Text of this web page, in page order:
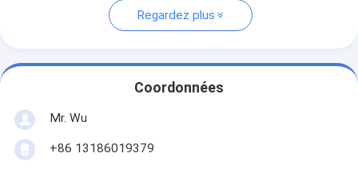
Regardez plus
Coordonnées
Mr. Wu
+86 13186019379